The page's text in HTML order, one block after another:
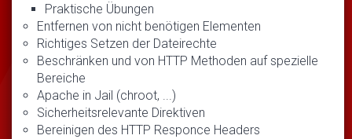
Praktische Übungen
Entfernen von nicht benötigen Elementen
Richtiges Setzen der Dateirechte
Beschränken und von HTTP Methoden auf spezielle
Bereiche
Apache in Jail (chroot, ...)
Sicherheitsrelevante Direktiven
Bereinigen des HTTP Responce Headers